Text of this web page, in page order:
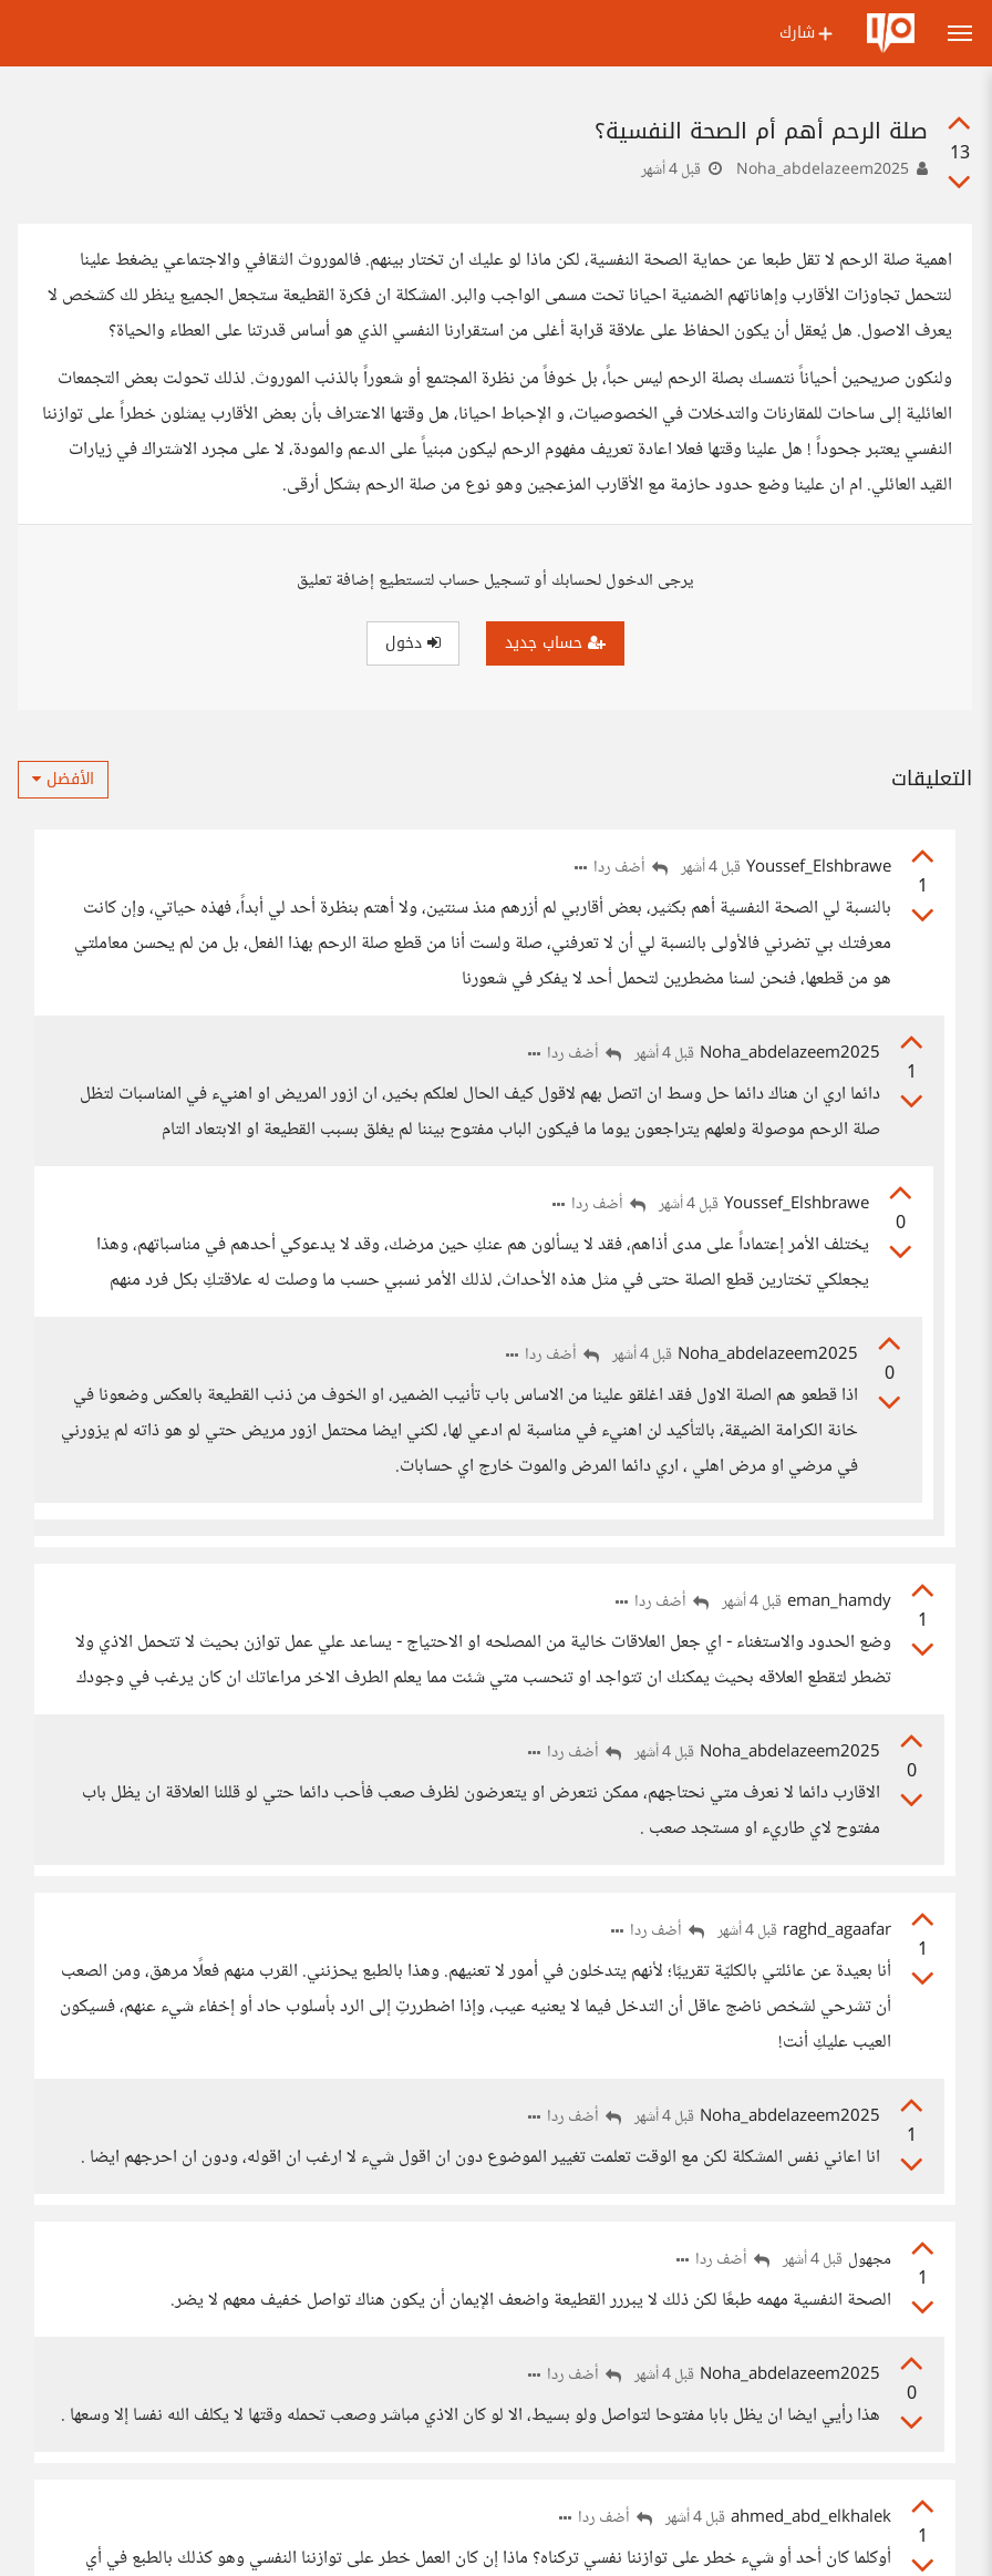
شارك
13
صلة الرحم أهم أم الصحة النفسية؟
قبل 4 أشهر
اهمية صلة الرحم لا تقل طبعا عن حماية الصحة النفسية، لكن ماذا لو عليك ان تختار بينهم. فالموروث الثقافي والاجتماعي يضغط علينا
لنتحمل تجاوزات الأقارب وإهاناتهم الضمنية احيانا تحت مسمى الواجب والبر. المشكلة ان فكرة القطيعة ستجعل الجميع ينظر لك كشخص لا
يعرف الاصول. هل يُعقل أن يكون الحفاظ على علاقة قرابة أغلى من استقرارنا النفسي الذي هو أساس قدرتنا على العطاء والحياة؟
و​لنكون صريحين أحياناً نتمسك بصلة الرحم ليس حباً، بل خوفاً من نظرة المجتمع أو شعوراً بالذنب الموروث. لذلك تحولت بعض التجمعات
العائلية إلى ساحات للمقارنات والتدخلات في الخصوصيات، و الإحباط احيانا، هل وقتها الاعتراف بأن بعض الأقارب يمثلون خطراً على توازننا
النفسي يعتبر جحوداً ! هل علينا وقتها فعلا اعادة تعريف مفهوم الرحم ليكون مبنياً على الدعم والمودة، لا على مجرد الاشتراك في زيارات
القيد العائلي. ام ان علينا وضع حدود حازمة مع الأقارب المزعجين وهو نوع من صلة الرحم بشكل أرقى.
يرجى الدخول لحسابك أو تسجيل حساب لتستطيع إضافة تعليق
حساب جديد دخول
التعليقات الأفضل
1
Youssef_Elshbrawe قبل 4 أشهر أضف ردا
بالنسبة لي الصحة النفسية أهم بكثير، بعض أقاربي لم أزرهم منذ سنتين، ولا أهتم بنظرة أحد لي أبداً، فهذه حياتي، وإن كانت
معرفتك بي تضرني فالأولى بالنسبة لي أن لا تعرفني، صلة ولست أنا من قطع صلة الرحم بهذا الفعل، بل من لم يحسن معاملتي
هو من قطعها، فنحن لسنا مضطرين لتحمل أحد لا يفكر في شعورنا
1
Noha_abdelazeem2025 قبل 4 أشهر أضف ردا
دائما اري ان هناك دائما حل وسط ان اتصل بهم لاقول كيف الحال لعلكم بخير، ان ازور المريض او اهنيء في المناسبات لتظل
صلة الرحم موصولة ولعلهم يتراجعون يوما ما فيكون الباب مفتوح بيننا لم يغلق بسبب القطيعة او الابتعاد التام
0
Youssef_Elshbrawe قبل 4 أشهر أضف ردا
يختلف الأمر إعتماداً على مدى أذاهم، فقد لا يسألون هم عنكِ حين مرضك، وقد لا يدعوكي أحدهم في مناسباتهم، وهذا
يجعلكي تختارين قطع الصلة حتى في مثل هذه الأحداث، لذلك الأمر نسبي حسب ما وصلت له علاقتكِ بكل فرد منهم
0
Noha_abdelazeem2025 قبل 4 أشهر أضف ردا
اذا قطعو هم الصلة الاول فقد اغلقو علينا من الاساس باب تأنيب الضمير، او الخوف من ذنب القطيعة بالعكس وضعونا في
خانة الكرامة الضيقة، بالتأكيد لن اهنيء في مناسبة لم ادعي لها، لكني ايضا محتمل ازور مريض حتي لو هو ذاته لم يزورني
في مرضي او مرض اهلي ، اري دائما المرض والموت خارج اي حسابات.
1
eman_hamdy قبل 4 أشهر أضف ردا
وضع الحدود والاستغناء - اي جعل العلاقات خالية من المصلحه او الاحتياج - يساعد علي عمل توازن بحيث لا تتحمل الاذي ولا
تضطر لتقطع العلاقه بحيث يمكنك ان تتواجد او تنحسب متي شئت مما يعلم الطرف الاخر مراعاتك ان كان يرغب في وجودك
0
Noha_abdelazeem2025 قبل 4 أشهر أضف ردا
الاقارب دائما لا نعرف متي نحتاجهم، ممكن نتعرض او يتعرضون لظرف صعب فأحب دائما حتي لو قللنا العلاقة ان يظل باب
مفتوح لاي طاريء او مستجد صعب .
1
raghd_agaafar قبل 4 أشهر أضف ردا
أنا بعيدة عن عائلتي بالكليّة تقريبًا؛ لأنهم يتدخلون في أمور لا تعنيهم. وهذا بالطبع يحزنني. القرب منهم فعلًا مرهق، ومن الصعب
أن تشرحي لشخص ناضج عاقل أن التدخل فيما لا يعنيه عيب، وإذا اضطررتِ إلى الرد بأسلوب حاد أو إخفاء شيء عنهم، فسيكون
العيب عليكِ أنت!
1
Noha_abdelazeem2025 قبل 4 أشهر أضف ردا
انا اعاني نفس المشكلة لكن مع الوقت تعلمت تغيير الموضوع دون ان اقول شيء لا ارغب ان اقوله، ودون ان احرجهم ايضا .
1
مجهول قبل 4 أشهر أضف ردا
الصحة النفسية مهمه طبعًا لكن ذلك لا يبررر القطيعة واضعف الإيمان أن يكون هناك تواصل خفيف معهم لا يضر.
0
Noha_abdelazeem2025 قبل 4 أشهر أضف ردا
هذا رأيي ايضا ان يظل بابا مفتوحا لتواصل ولو بسيط، الا لو كان الاذي مباشر وصعب تحمله وقتها لا يكلف الله نفسا إلا وسعها .
1
ahmed_abd_elkhalek قبل 4 أشهر أضف ردا
أوكلما كان أحد أو شيء خطر على توازننا نفسي تركناه؟ ماذا إن كان العمل خطر على توازننا النفسي وهو كذلك بالطبع في أي